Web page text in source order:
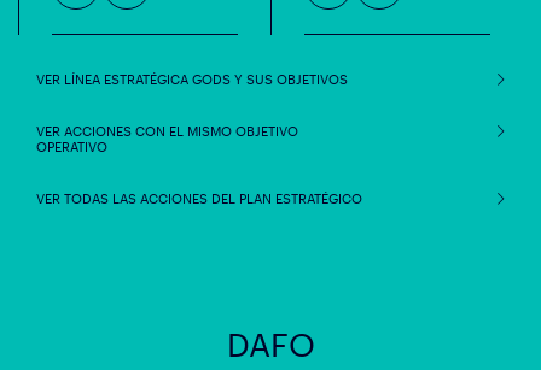
VER LÍNEA ESTRATÉGICA GODS Y SUS OBJETIVOS
VER ACCIONES CON EL MISMO OBJETIVO
OPERATIVO
VER TODAS LAS ACCIONES DEL PLAN ESTRATÉGICO
DAFO